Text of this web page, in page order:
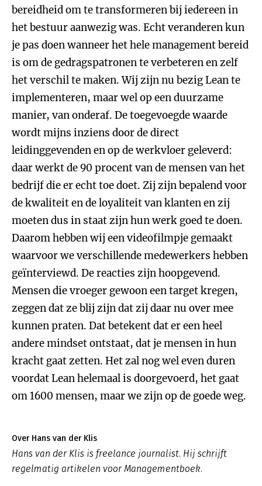
bereidheid om te transformeren bij iedereen in
het bestuur aanwezig was. Echt veranderen kun
je pas doen wanneer het hele management bereid
is om de gedragspatronen te verbeteren en zelf
het verschil te maken. Wij zijn nu bezig Lean te
implementeren, maar wel op een duurzame
manier, van onderaf. De toegevoegde waarde
wordt mijns inziens door de direct
leidinggevenden en op de werkvloer geleverd:
daar werkt de 90 procent van de mensen van het
bedrijf die er echt toe doet. Zij zijn bepalend voor
de kwaliteit en de loyaliteit van klanten en zij
moeten dus in staat zijn hun werk goed te doen.
Daarom hebben wij een videofilmpje gemaakt
waarvoor we verschillende medewerkers hebben
geïnterviewd. De reacties zijn hoopgevend.
Mensen die vroeger gewoon een target kregen,
zeggen dat ze blij zijn dat zij daar nu over mee
kunnen praten. Dat betekent dat er een heel
andere mindset ontstaat, dat je mensen in hun
kracht gaat zetten. Het zal nog wel even duren
voordat Lean helemaal is doorgevoerd, het gaat
om 1600 mensen, maar we zijn op de goede weg.
Over Hans van der Klis
Hans van der Klis is freelance journalist. Hij schrijft
regelmatig artikelen voor Managementboek.